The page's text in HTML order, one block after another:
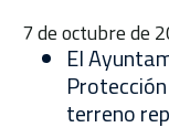
7 de octubre de
El
terreno